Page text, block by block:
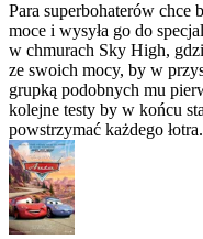
Para superbohaterów chce
moce i wysyła go do
w chmurach Sky High,
ze swoich mocy, by w
grupką podobnych mu
kolejne testy by w końcu
powstrzymać każdego łotra.